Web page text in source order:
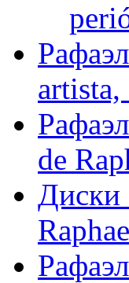
artista,
de
Диски